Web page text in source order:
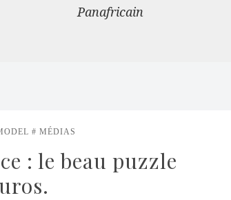
Panafricain
MÉDIAS
: le beau puzzle